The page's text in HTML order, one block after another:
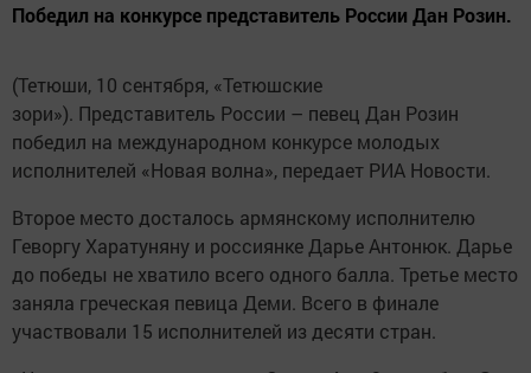
Победил на конкурсе представитель России Дан Розин.
(Тетюши, 10 сентября, «Тетюшские
зори»). Представитель России – певец Дан Розин
победил на международном конкурсе молодых
исполнителей «Новая волна», передает РИА Новости.
Второе место досталось армянскому исполнителю
Геворгу Харатуняну и россиянке Дарье Антонюк. Дарье
до победы не хватило всего одного балла. Третье место
заняла греческая певица Деми. Всего в финале
участвовали 15 исполнителей из десяти стран.